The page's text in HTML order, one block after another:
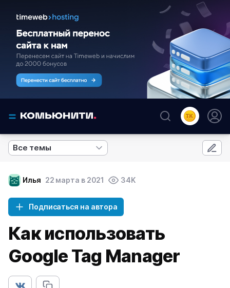
Все темы
Илья 22 марта в 2021 34K
Подписаться на автора
Как использовать
Google Tag Manager